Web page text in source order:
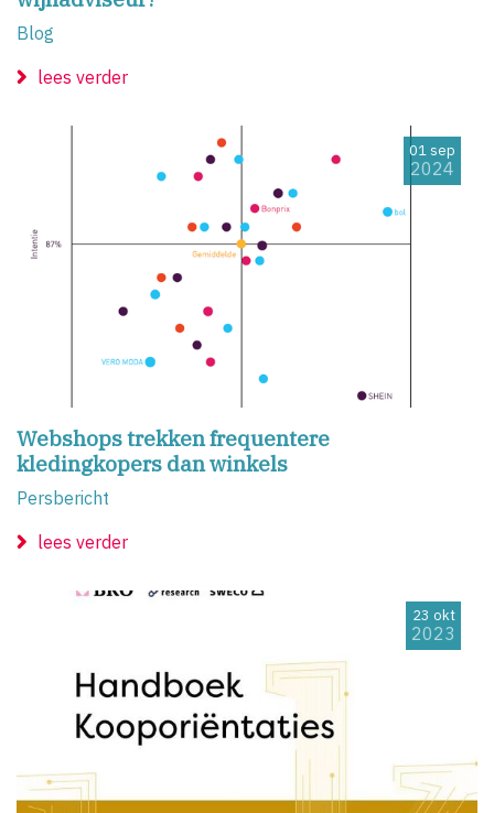
Blog
lees verder
Webshops trekken frequentere
kledingkopers dan winkels
Persbericht
01 sep
2024
lees verder
23 okt
2023